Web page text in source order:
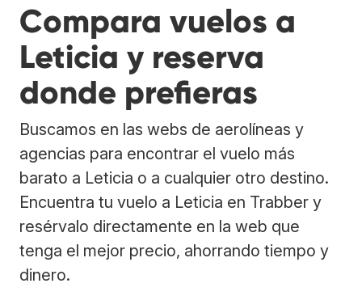
Compara vuelos a
Leticia y reserva
donde prefieras
Buscamos en las webs de aerolíneas y
agencias para encontrar el vuelo más
barato a Leticia o a cualquier otro destino.
Encuentra tu vuelo a Leticia en Trabber y
resérvalo directamente en la web que
tenga el mejor precio, ahorrando tiempo y
dinero.